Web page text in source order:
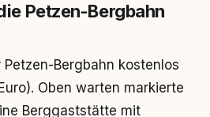
Petzen-Bergbahn
Bergbahn kostenlos
Oben warten markierte
Berggaststätte mit